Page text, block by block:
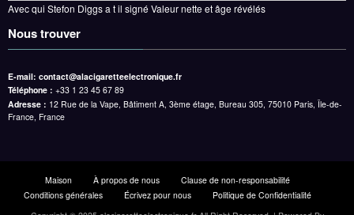
Avec qui Stefon Diggs a t il signé Valeur nette et âge révélés
Nous trouver
E-mail: contact@alacigaretteelectronique.fr
Téléphone : +33 1 23 45 67 89
Adresse : 12 Rue de la Vape, Bâtiment A, 3ème étage, Bureau 305, 75010 Paris, Île-de-
France, France
Maison À propos de nous
Clause de non-responsabilité
Conditions générales
Écrivez pour nous
Politique de Confidentialité